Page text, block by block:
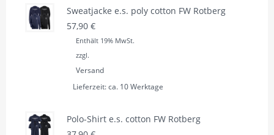
Sweatjacke e.s. poly cotton FW Rotberg
57,90 €
Enthält 19% MwSt.
zzgl.
Versand
Lieferzeit: ca. 10 Werktage
Polo-Shirt e.s. cotton FW Rotberg